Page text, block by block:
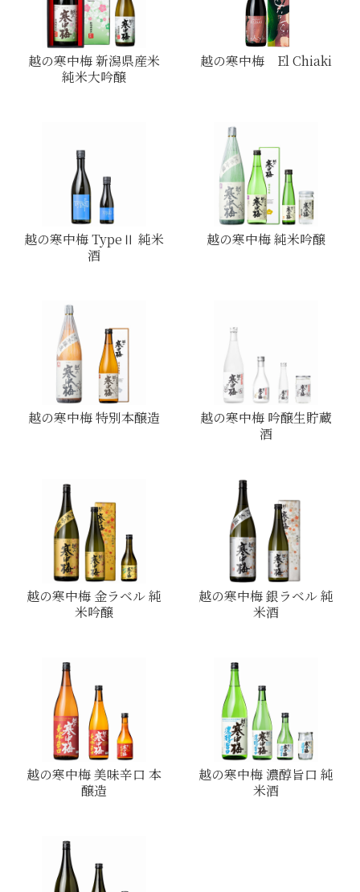
越の寒中梅 新潟県産米
純米大吟醸
越の寒中梅 El Chiaki
越の寒中梅 TypeⅡ 純米
酒
越の寒中梅 純米吟醸
越の寒中梅 特別本醸造
越の寒中梅 吟醸生貯蔵
酒
越の寒中梅 金ラベル 純
米吟醸
越の寒中梅 銀ラベル 純
米酒
越の寒中梅 美味辛口 本
醸造
越の寒中梅 濃醇旨口 純
米酒